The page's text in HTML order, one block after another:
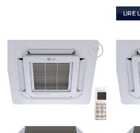
LIRE
Add to
Wishlist